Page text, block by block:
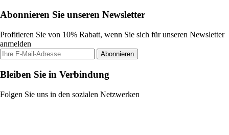
Abonnieren Sie unseren Newsletter
Profitieren Sie von 10% Rabatt, wenn Sie sich für unseren Newsletter
anmelden
Abonnieren
Bleiben Sie in Verbindung
Folgen Sie uns in den sozialen Netzwerken